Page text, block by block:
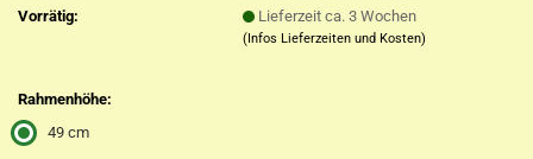
Vorrätig:
Lieferzeit ca. 3 Wochen
(Infos Lieferzeiten und Kosten)
Rahmenhöhe:
49 cm